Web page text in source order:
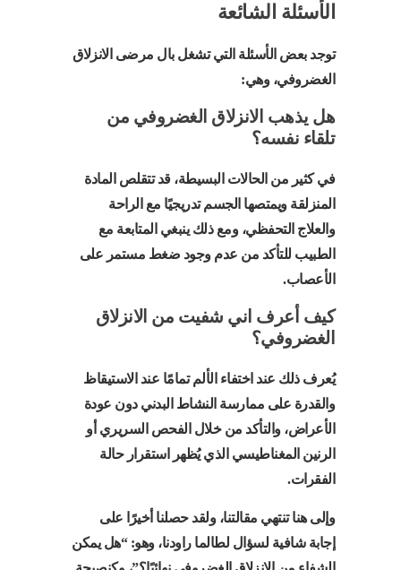
الأسئلة الشائعة
توجد بعض الأسئلة التي تشغل بال مرضى الانزلاق
الغضروفي، وهي:
هل يذهب الانزلاق الغضروفي من
تلقاء نفسه؟
في كثير من الحالات البسيطة، قد تتقلص المادة
المنزلقة ويمتصها الجسم تدريجيًا مع الراحة
والعلاج التحفظي، ومع ذلك ينبغي المتابعة مع
الطبيب للتأكد من عدم وجود ضغط مستمر على
الأعصاب.
كيف أعرف اني شفيت من الانزلاق
الغضروفي؟
يُعرف ذلك عند اختفاء الألم تمامًا عند الاستيقاظ
والقدرة على ممارسة النشاط البدني دون عودة
الأعراض، والتأكد من خلال الفحص السريري أو
الرنين المغناطيسي الذي يُظهر استقرار حالة
الفقرات.
وإلى هنا تنتهي مقالتنا، ولقد حصلنا أخيرًا على
إجابة شافية لسؤال لطالما راودنا، وهو: “هل يمكن